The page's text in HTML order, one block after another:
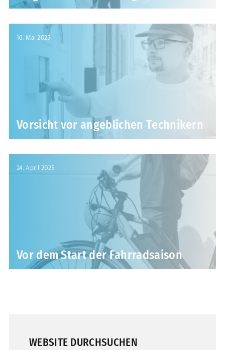
16. Mai 2025
Vorsicht vor angeblichen Technikern
24. April 2025
Vor dem Start der Fahrradsaison
WEBSITE DURCHSUCHEN